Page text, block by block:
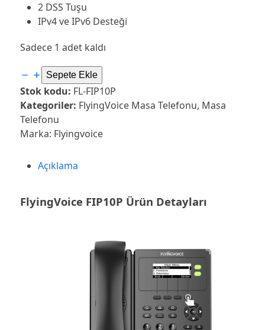
2 DSS Tuşu
IPv4 ve IPv6 Desteği
Sadece 1 adet kaldı
FlyingVoice
FIP10P
Kablosuz
Masa
Telefonu
Sepete Ekle
Stok kodu: FL-FIP10P
Kategoriler: FlyingVoice Masa Telefonu, Masa
Telefonu
Marka: Flyingvoice
Açıklama
FlyingVoice FIP10P Ürün Detayları